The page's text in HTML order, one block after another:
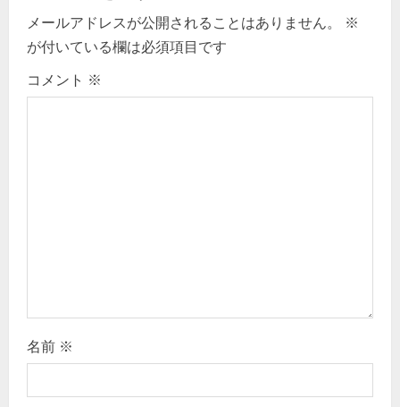
v
i
g
メールアドレスが公開されることはありません。
※
が付いている欄は必須項目です
コメント ※
名前 ※